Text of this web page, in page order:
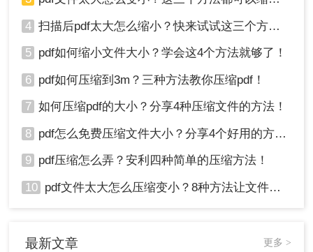
4 扫描后pdf太大怎么缩小？快来试试这三个方法！
5 pdf如何缩小文件大小？学会这4个方法就够了！
6 pdf如何压缩到3m？三种方法教你压缩pdf！
7 如何压缩pdf的大小？分享4种压缩文件的方法！
8 pdf怎么免费压缩文件大小？分享4个好用的方法，简单又快捷！
9 pdf压缩怎么弄？安利四种简单的压缩方法！
10 pdf文件太大怎么压缩变小？8种方法让文件轻松"瘦身"！
最新文章 更多 >